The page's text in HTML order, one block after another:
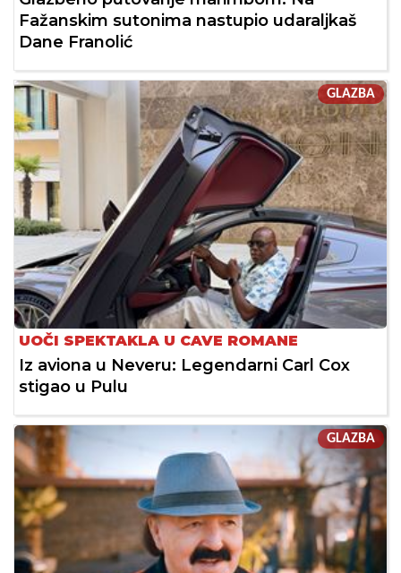
Fažanskim sutonima nastupio udaraljkaš
Dane Franolić
GLAZBA
UOČI SPEKTAKLA U CAVE ROMANE
Iz aviona u Neveru: Legendarni Carl Cox
stigao u Pulu
GLAZBA